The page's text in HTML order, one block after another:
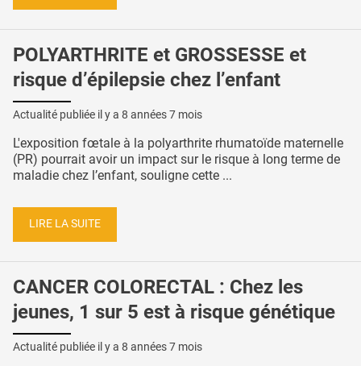
POLYARTHRITE et GROSSESSE et
risque d’épilepsie chez l’enfant
Actualité publiée il y a 8 années 7 mois
L'exposition fœtale à la polyarthrite rhumatoïde maternelle
(PR) pourrait avoir un impact sur le risque à long terme de
maladie chez l’enfant, souligne cette ...
LIRE LA SUITE
CANCER COLORECTAL : Chez les
jeunes, 1 sur 5 est à risque génétique
Actualité publiée il y a 8 années 7 mois